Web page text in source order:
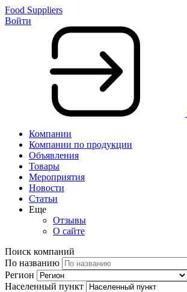
Food Suppliers
Войти
Компании
Компании по продукции
Объявления
Товары
Мероприятия
Новости
Статьи
Еще
Отзывы
О сайте
Поиск компаний
По названию
Регион
Населенный пункт